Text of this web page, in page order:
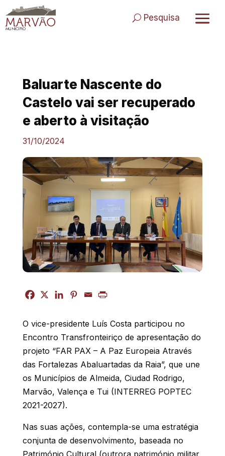
to
content
Pesquisa
Baluarte Nascente do
Castelo vai ser recuperado
e aberto à visitação
31/10/2024
O vice-presidente Luís Costa participou no
Encontro Transfronteiriço de apresentação do
projeto “FAR PAX – A Paz Europeia Através
das Fortalezas Abaluartadas da Raia”, que une
os Municípios de Almeida, Ciudad Rodrigo,
Marvão, Valença e Tui (INTERREG POPTEC
2021-2027).
Nas suas ações, contempla-se uma estratégia
conjunta de desenvolvimento, baseada no
Património Cultural (outrora património militar